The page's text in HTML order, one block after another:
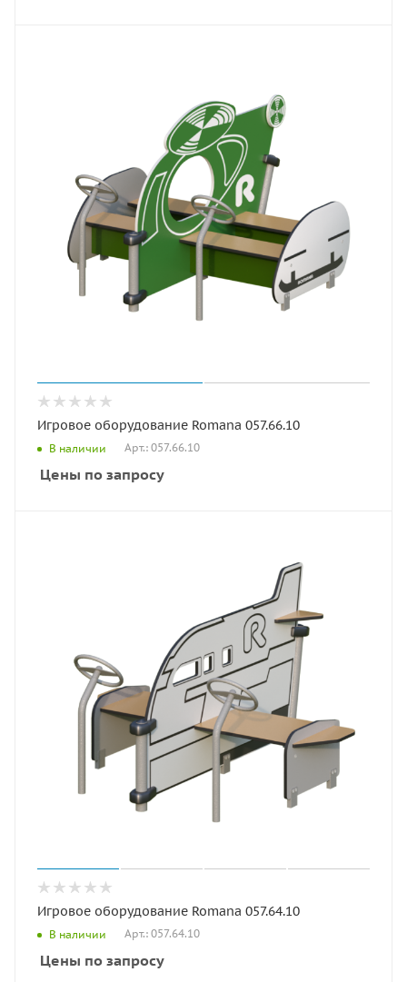
Игровое оборудование Romana 057.66.10
В наличии Арт.: 057.66.10
Цены по запросу
Игровое оборудование Romana 057.64.10
В наличии Арт.: 057.64.10
Цены по запросу